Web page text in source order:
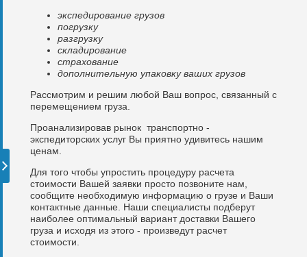
экспедирование грузов
погрузку
разгрузку
складирование
страхование
дополнительную упаковку ваших грузов
Рассмотрим и решим любой Ваш вопрос, связанный с
перемещением груза.
Проанализировав рынок транспортно -
экспедиторских услуг Вы приятно удивитесь нашим
ценам.
Для того чтобы упростить процедуру расчета
стоимости Вашей заявки просто позвоните нам,
сообщите необходимую информацию о грузе и Ваши
контактные данные. Наши специалисты подберут
наиболее оптимальный вариант доставки Вашего
груза и исходя из этого - произведут расчет
стоимости.